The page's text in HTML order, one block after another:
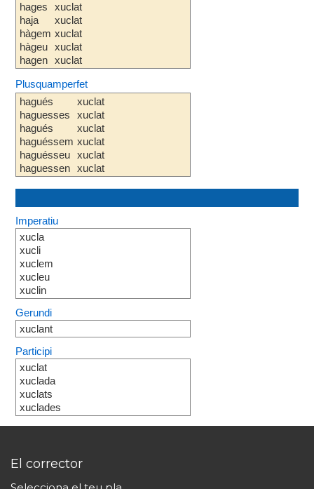
hages
haja
hàgem
hàgeu
hagen
xuclat
xuclat
xuclat
xuclat
xuclat
Plusquamperfet
hagués
haguesses
hagués
haguéssem
haguésseu
haguessen
xuclat
xuclat
xuclat
xuclat
xuclat
xuclat
Imperatiu
xucla
xucli
xuclem
xucleu
xuclin
Gerundi
xuclant
Participi
xuclat
xuclada
xuclats
xuclades
El corrector